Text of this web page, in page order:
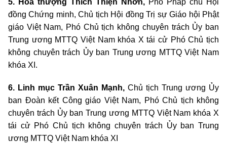
đồng Chứng minh, Chủ tịch Hội đồng Trị sự Giáo hội Phật
giáo Việt Nam, Phó Chủ tịch không chuyên trách Ủy ban
Trung ương MTTQ Việt Nam khóa X tái cử Phó Chủ tịch
không chuyên trách Ủy ban Trung ương MTTQ Việt Nam
khóa XI.
6. Linh mục Trần Xuân Mạnh, Chủ tịch Trung ương Ủy
ban Đoàn kết Công giáo Việt Nam, Phó Chủ tịch không
chuyên trách Ủy ban Trung ương MTTQ Việt Nam khóa X
tái cử Phó Chủ tịch không chuyên trách Ủy ban Trung
ương MTTQ Việt Nam khóa XI